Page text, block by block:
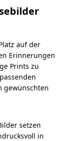
auf der
Erinnerungen
Prints zu
gewünschten
setzen
in